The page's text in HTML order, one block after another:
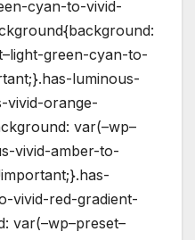
cyan-to-vivid-
green-cyan-to-
luminous-
vivid-orange-
var(–wp–
vivid-amber-to-
vivid-red-gradient-
var(–wp–preset–